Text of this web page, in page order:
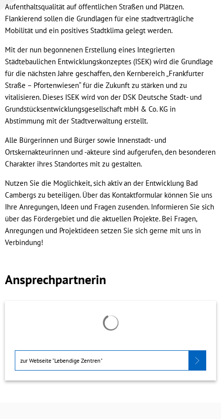
Aufenthaltsqualität auf öffentlichen Straßen und Plätzen.
Flankierend sollen die Grundlagen für eine stadtverträgliche
Mobilität und ein positives Stadtklima gelegt werden.
Mit der nun begonnenen Erstellung eines Integrierten
Städtebaulichen Entwicklungskonzeptes (ISEK) wird die Grundlage
für die nächsten Jahre geschaffen, den Kernbereich „Frankfurter
Straße – Pfortenwiesen“ für die Zukunft zu stärken und zu
vitalisieren. Dieses ISEK wird von der DSK Deutsche Stadt- und
Grundstücksentwicklungsgesellschaft mbH & Co. KG in
Abstimmung mit der Stadtverwaltung erstellt.
Alle Bürgerinnen und Bürger sowie Innenstadt- und
Ortskernakteurinnen und -akteure sind aufgerufen, den besonderen
Charakter ihres Standortes mit zu gestalten.
Nutzen Sie die Möglichkeit, sich aktiv an der Entwicklung Bad
Cambergs zu beteiligen. Über das Kontaktformular können Sie uns
Ihre Anregungen, Ideen und Fragen zusenden. Informieren Sie sich
über das Fördergebiet und die aktuellen Projekte. Bei Fragen,
Anregungen und Projektideen setzen Sie sich gerne mit uns in
Verbindung!
Ansprechpartnerin
zur Webseite "Lebendige Zentren"